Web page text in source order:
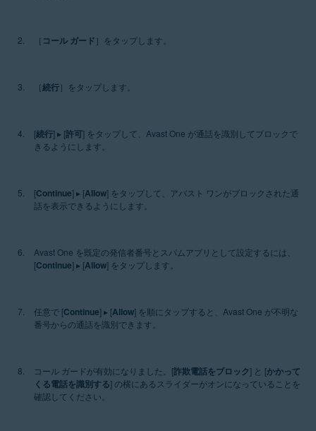
［ コール ガード ］をタップします。
［続行］をタップします。
[続行] ▸ [許可] をタップして、Avast One が通話を識別してブロックで
きるようにします。
[Continue] ▸ [Allow] をタップして、アバスト ワンがブロックされた通
話を表示できるようにします。
Avast One を既定の発信者番号とスパムアプリとして設定するには、
[Continue] ▸ [Allow] をタップします。
任意で [Continue] ▸ [Allow] を順にタップすると、Avast One が不明な
番号からの通話を識別できます。
コール ガードが有効になりました。[詐欺電話をブロック] と [かかって
くる電話を識別する] の横にあるスライダーがオンになっていることを
確認してください。